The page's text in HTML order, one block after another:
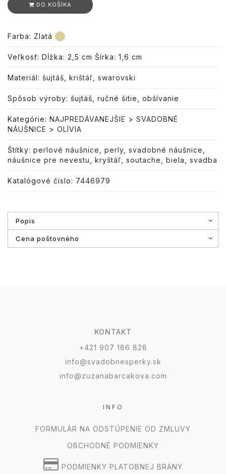
DO KOŠÍKA
Farba: Zlatá
Veľkosť: Dĺžka: 2,5 cm Šírka: 1,6 cm
Materiál: šujtáš krištáľ swarovski
Spôsob výroby: šujtáš, ručné šitie, obšívanie
Kategórie: NAJPREDÁVANEJŠIE > SVADOBNÉ
NÁUŠNICE > OLÍVIA
Štítky: perlové náušnice perly svadobné náušnice
náušnice pre nevestu
kryštáľ soutache biela svadba
Katalógové číslo: 7446979
Popis
Cena poštovného
KONTAKT
+421 907 186 828
info@svadobnesperky.sk
info@zuzanabarcakova.com
INFO
FORMULÁR NA ODSTÚPENIE OD ZMLUVY
OBCHODNÉ PODMIENKY
PODMIENKY PLATOBNEJ BRÁNY